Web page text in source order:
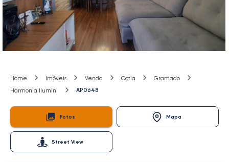
Home Imóveis Venda Cotia
Gramado
Harmonia Ilumini
AP0648
Fotos Mapa
Street View